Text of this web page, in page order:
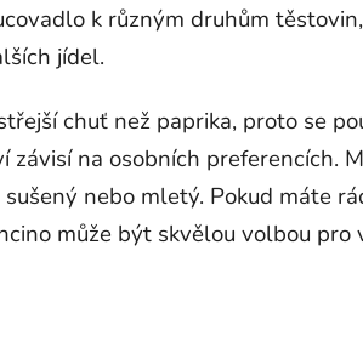
k různým druhům těstovin,
jídel.
chuť než paprika, proto se
závisí na osobních preferencích.
nebo mletý. Pokud máte
může být skvělou volbou pro